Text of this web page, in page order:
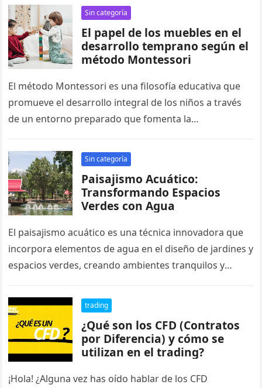
Sin categoría
El papel de los muebles en el
desarrollo temprano según el
método Montessori
El método Montessori es una filosofía educativa que
promueve el desarrollo integral de los niños a través
de un entorno preparado que fomenta la
Sin categoría
Paisajismo Acuático:
Transformando Espacios
Verdes con Agua
El paisajismo acuático es una técnica innovadora que
incorpora elementos de agua en el diseño de jardines y
espacios verdes, creando ambientes tranquilos y
trading
¿Qué son los CFD (Contratos
por Diferencia) y cómo se
utilizan en el trading?
¡Hola! ¿Alguna vez has oído hablar de los CFD